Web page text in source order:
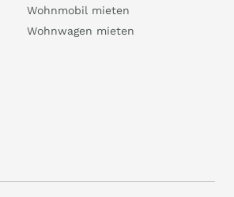
Wohnmobil mieten
Wohnwagen mieten